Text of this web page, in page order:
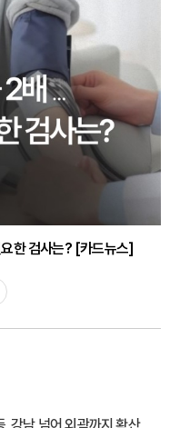
한 검사는? [카드뉴스]
지 영양제 [카드뉴스]